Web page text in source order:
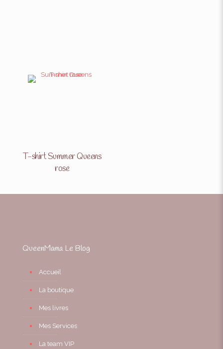
T-shirt Summer Queens
rose
QueenMama Le Blog
Accueil
La boutique
Mes livres
Mes Services
La team VIP